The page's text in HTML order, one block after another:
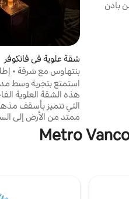
بادن
شقة علوية في فانكوفر
بنتهاوس مع شرفة •
الشمس
استمتع بتجربة وسط
هذه الشقة العلوية
التي تتميز بأسقف
إطلالات بانورامية على
إلى شرفتك الخاصة